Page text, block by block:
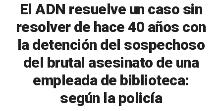
El ADN resuelve un caso sin
resolver de hace 40 años con
la detención del sospechoso
del brutal asesinato de una
empleada de biblioteca:
según la policía